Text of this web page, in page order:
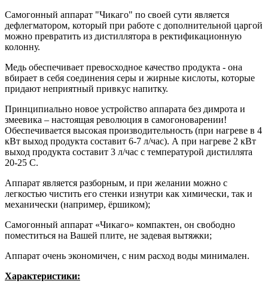
Самогонный аппарат "Чикаго" по своей сути является
дефлегматором, который при работе с дополнительной царгой
можно превратить из дистиллятора в ректификационную
колонну.
Медь обеспечивает превосходное качество продукта - она
вбирает в себя соединения серы и жирные кислоты, которые
придают неприятный привкус напитку.
Принципиально новое устройство аппарата без димрота и
змеевика – настоящая революция в самогоноварении!
Обеспечивается высокая производительность (при нагреве в 4
кВт выход продукта составит 6-7 л/час). А при нагреве 2 кВт
выход продукта составит 3 л/час с температурой дистиллята
20-25 С.
Аппарат является разборным, и при желании можно с
легкостью чистить его стенки изнутри как химически, так и
механически (например, ёршиком);
Самогонный аппарат «Чикаго» компактен, он свободно
поместиться на Вашей плите, не задевая вытяжки;
Аппарат очень экономичен, с ним расход воды минимален.
Характеристики: